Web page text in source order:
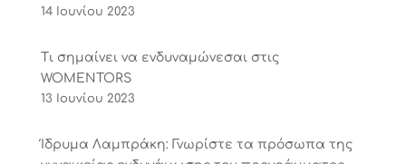
14 Ιουνίου 2023
Tι σημαίνει να ενδυναμώνεσαι στις
WOMENTORS
13 Ιουνίου 2023
Ίδρυμα Λαμπράκη: Γνωρίστε τα πρόσωπα της